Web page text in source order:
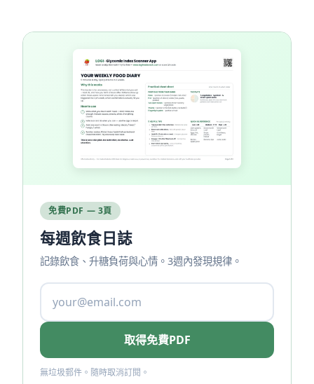
免費PDF — 3頁
每週飲食日誌
記錄飲食、升糖負荷與心情。3週內發現規律。
取得免費PDF
無垃圾郵件。隨時取消訂閱。